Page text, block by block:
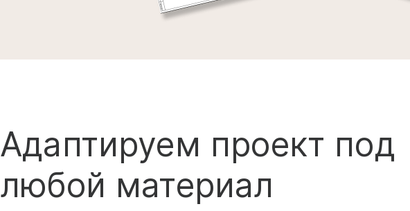
Адаптируем проект под
любой материал